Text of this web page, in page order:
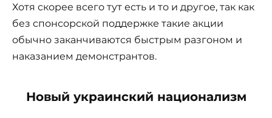
Хотя скорее всего тут есть и то и другое, так как
без спонсорской поддержке такие акции
обычно заканчиваются быстрым разгоном и
наказанием демонстрантов.
Новый украинский национализм